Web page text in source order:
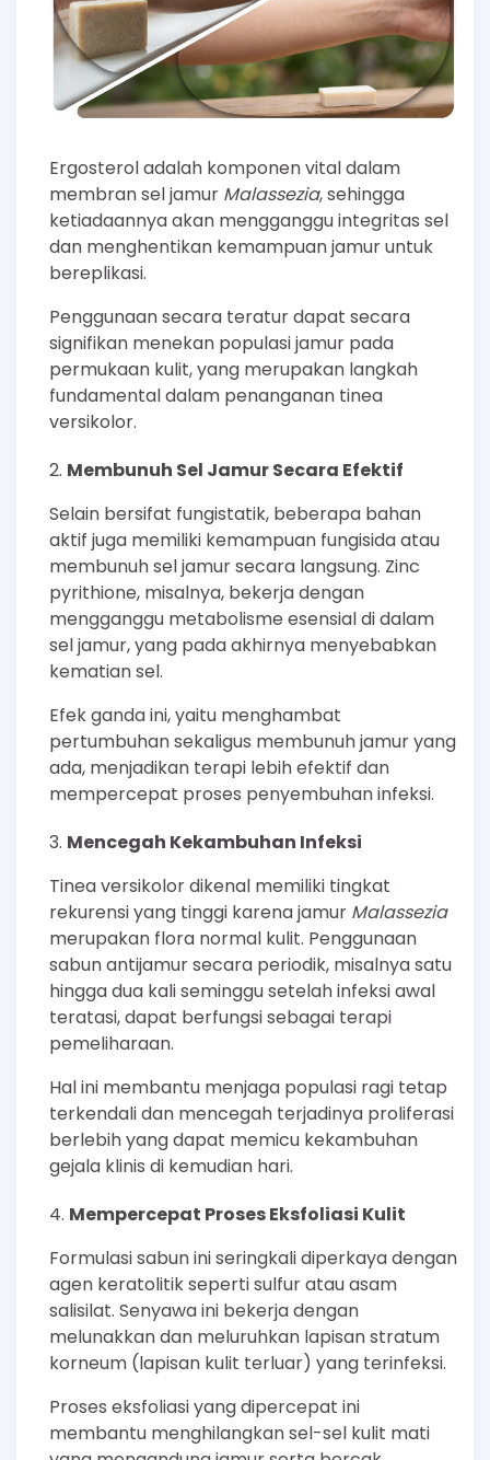
Ergosterol adalah komponen vital dalam
membran sel jamur Malassezia, sehingga
ketiadaannya akan mengganggu integritas sel
dan menghentikan kemampuan jamur untuk
bereplikasi.
Penggunaan secara teratur dapat secara
signifikan menekan populasi jamur pada
permukaan kulit, yang merupakan langkah
fundamental dalam penanganan tinea
versikolor.
Membunuh Sel Jamur Secara Efektif
Selain bersifat fungistatik, beberapa bahan
aktif juga memiliki kemampuan fungisida atau
membunuh sel jamur secara langsung. Zinc
pyrithione, misalnya, bekerja dengan
mengganggu metabolisme esensial di dalam
sel jamur, yang pada akhirnya menyebabkan
kematian sel.
Efek ganda ini, yaitu menghambat
pertumbuhan sekaligus membunuh jamur yang
ada, menjadikan terapi lebih efektif dan
mempercepat proses penyembuhan infeksi.
Mencegah Kekambuhan Infeksi
Tinea versikolor dikenal memiliki tingkat
rekurensi yang tinggi karena jamur Malassezia
merupakan flora normal kulit. Penggunaan
sabun antijamur secara periodik, misalnya satu
hingga dua kali seminggu setelah infeksi awal
teratasi, dapat berfungsi sebagai terapi
pemeliharaan.
Hal ini membantu menjaga populasi ragi tetap
terkendali dan mencegah terjadinya proliferasi
berlebih yang dapat memicu kekambuhan
gejala klinis di kemudian hari.
Mempercepat Proses Eksfoliasi Kulit
Formulasi sabun ini seringkali diperkaya dengan
agen keratolitik seperti sulfur atau asam
salisilat. Senyawa ini bekerja dengan
melunakkan dan meluruhkan lapisan stratum
korneum (lapisan kulit terluar) yang terinfeksi.
Proses eksfoliasi yang dipercepat ini
membantu menghilangkan sel-sel kulit mati